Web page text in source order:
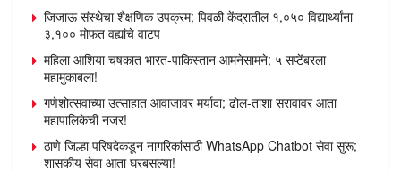
जिजाऊ संस्थेचा शैक्षणिक उपक्रम; पिवळी केंद्रातील १,०५० विद्यार्थ्यांना
३,१०० मोफत वह्यांचे वाटप
महिला आशिया चषकात भारत-पाकिस्तान आमनेसामने; ५ सप्टेंबरला
महामुकाबला!
गणेशोत्सवाच्या उत्साहात आवाजावर मर्यादा; ढोल-ताशा सरावावर आता
महापालिकेची नजर!
ठाणे जिल्हा परिषदेकडून नागरिकांसाठी WhatsApp Chatbot सेवा सुरू;
शासकीय सेवा आता घरबसल्या!